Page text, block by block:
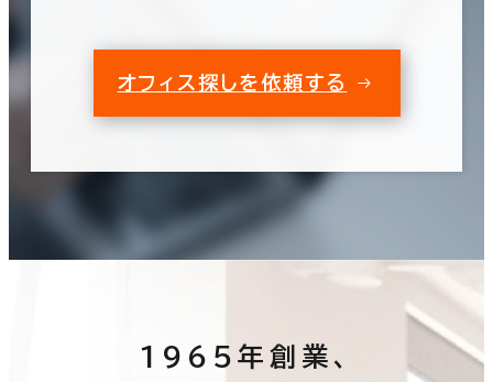
オフィス探しを依頼する
1965年創業、